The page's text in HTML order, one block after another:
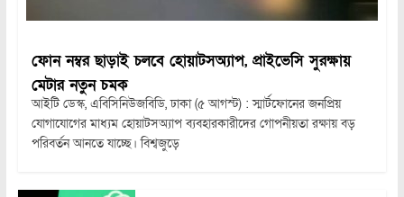
ফোন নম্বর ছাড়াই চলবে হোয়াটসঅ্যাপ, প্রাইভেসি সুরক্ষায়
মেটার নতুন চমক
আইটি ডেস্ক, এবিসিনিউজবিডি, ঢাকা (৫ আগস্ট) : স্মার্টফোনের জনপ্রিয়
যোগাযোগের মাধ্যম হোয়াটসঅ্যাপ ব্যবহারকারীদের গোপনীয়তা রক্ষায় বড়
পরিবর্তন আনতে যাচ্ছে। বিশ্বজুড়ে